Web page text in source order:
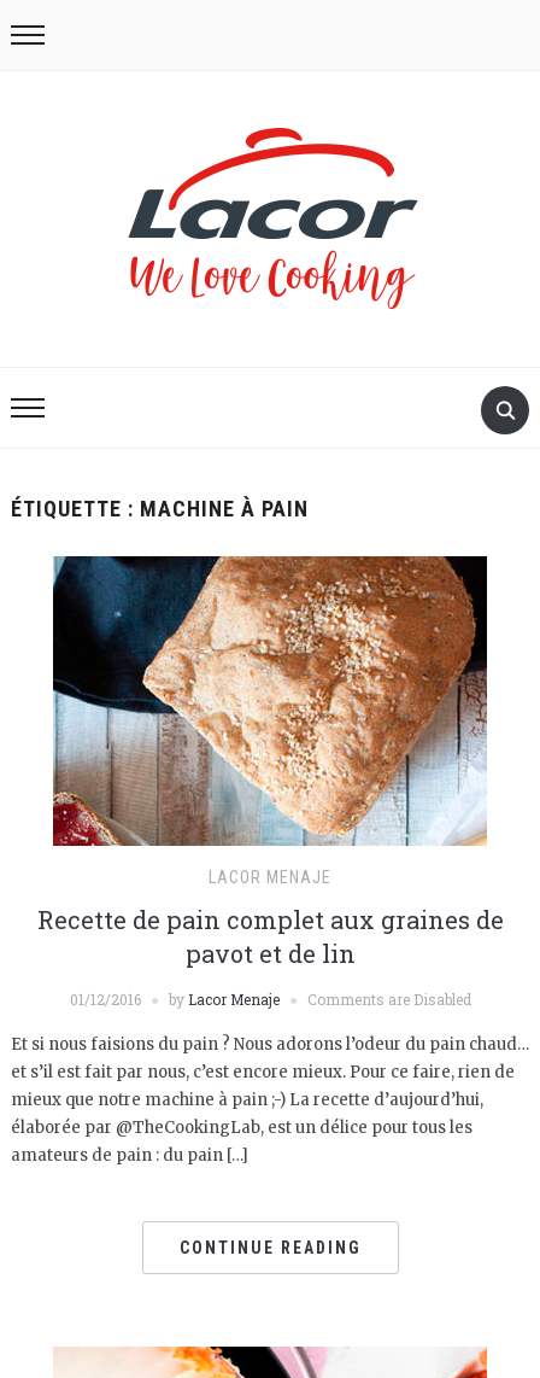
ÉTIQUETTE : MACHINE À PAIN
LACOR MENAJE
Recette de pain complet aux graines de
pavot et de lin
01/12/2016 by Lacor Menaje Comments are Disabled
Et si nous faisions du pain ? Nous adorons l’odeur du pain chaud…
et s’il est fait par nous, c’est encore mieux. Pour ce faire, rien de
mieux que notre machine à pain ;-) La recette d’aujourd’hui,
élaborée par @TheCookingLab, est un délice pour tous les
amateurs de pain : du pain […]
CONTINUE READING